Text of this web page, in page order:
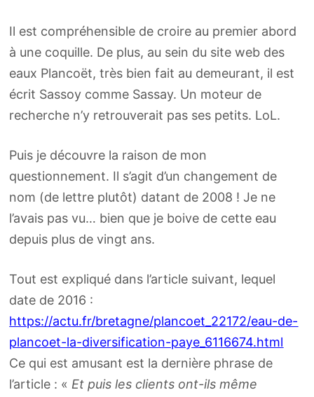
Il est compréhensible de croire au premier abord
à une coquille. De plus, au sein du site web des
eaux Plancoët, très bien fait au demeurant, il est
écrit Sassoy comme Sassay. Un moteur de
recherche n’y retrouverait pas ses petits. LoL.
Puis je découvre la raison de mon
questionnement. Il s’agit d’un changement de
nom (de lettre plutôt) datant de 2008 ! Je ne
l’avais pas vu… bien que je boive de cette eau
depuis plus de vingt ans.
Tout est expliqué dans l’article suivant, lequel
date de 2016 :
https://actu.fr/bretagne/plancoet_22172/eau-de-
plancoet-la-diversification-paye_6116674.html
Ce qui est amusant est la dernière phrase de
l’article : «Et puis les clients ont-ils même